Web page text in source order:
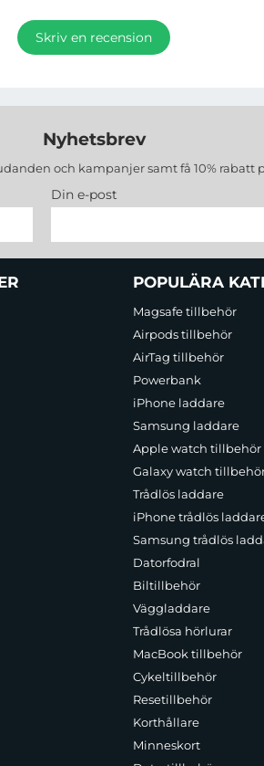
Skriv en recension
Nyhetsbrev
och kampanjer samt få 10% rabatt
Din e-post
POPULÄRA
Magsafe tillbehör
Airpods tillbehör
AirTag tillbehör
Powerbank
iPhone laddare
Samsung laddare
Apple watch tillbehör
Galaxy watch
Trådlös laddare
iPhone trådlös
Samsung trådlös
Datorfodral
Biltillbehör
Väggladdare
Trådlösa hörlurar
MacBook tillbehör
Cykeltillbehör
Resetillbehör
Korthållare
Minneskort